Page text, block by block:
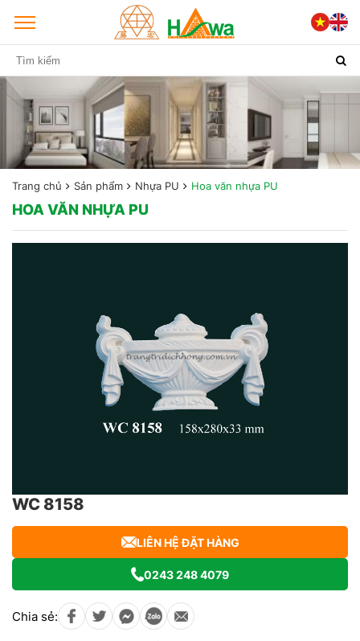
Trang chủ Sản phẩm Nhựa PU Hoa văn nhựa PU
HOA VĂN NHỰA PU
WC 8158
LIÊN HỆ ĐẶT HÀNG
0243 248 4079
Chia sẻ: